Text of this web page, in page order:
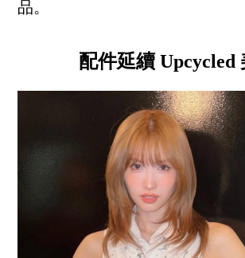
品。
配件延續 Upcycled